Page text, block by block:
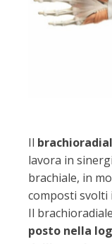
Il
lavora in
brachiale, in
composti svolti
Il
posto nella